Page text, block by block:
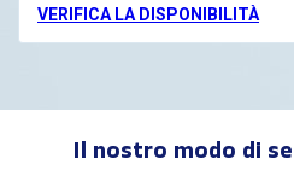
VERIFICA LA DISPONIBILITÀ
Il nostro modo di